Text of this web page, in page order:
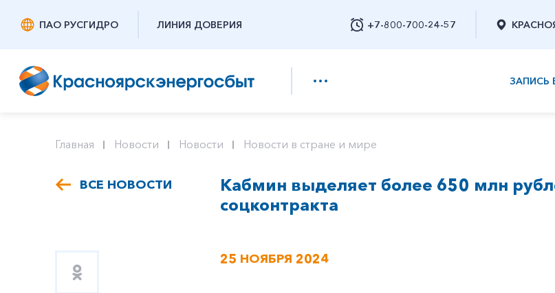
ПАО РУСГИДРО ЛИНИЯ ДОВЕРИЯ +7-800-700-24-57
Заказать обратный звонок
ЗАПИСЬ
Главная Новости Новости Новости в стране и мире
ВСЕ НОВОСТИ
Кабмин выделяет более 650 млн
соцконтракта
25 НОЯБРЯ 2024